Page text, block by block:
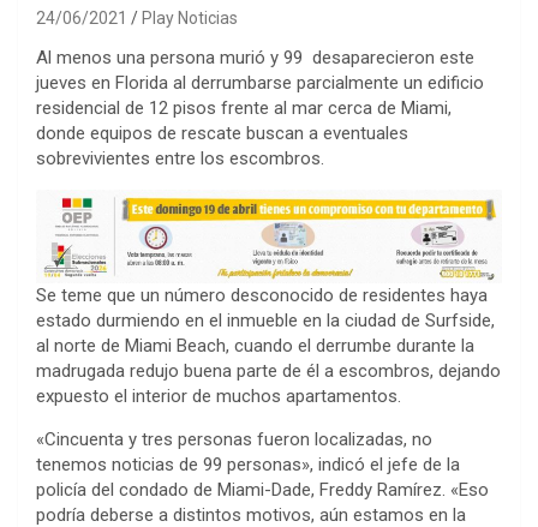
24/06/2021 Play Noticias
Al menos una persona murió y 99 desaparecieron este
jueves en Florida al derrumbarse parcialmente un edificio
residencial de 12 pisos frente al mar cerca de Miami,
donde equipos de rescate buscan a eventuales
sobrevivientes entre los escombros.
Se teme que un número desconocido de residentes haya
estado durmiendo en el inmueble en la ciudad de Surfside,
al norte de Miami Beach, cuando el derrumbe durante la
madrugada redujo buena parte de él a escombros, dejando
expuesto el interior de muchos apartamentos.
«Cincuenta y tres personas fueron localizadas, no
tenemos noticias de 99 personas», indicó el jefe de la
policía del condado de Miami-Dade, Freddy Ramírez. «Eso
podría deberse a distintos motivos, aún estamos en la